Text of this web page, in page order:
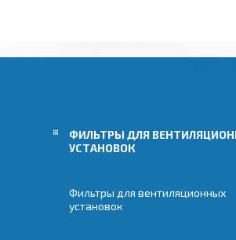
ФИЛЬТРЫ ДЛЯ
УСТАНОВОК
Фильтры для вентиляционных
установок